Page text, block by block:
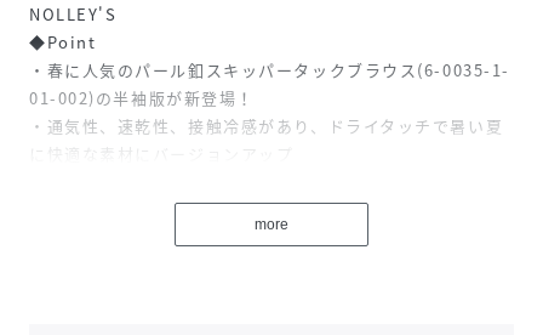
NOLLEY'S
◆Point
・春に人気のパール釦スキッパータックブラウス(6-0035-1-
01-002)の半袖版が新登場！
・通気性、速乾性、接触冷感があり、ドライタッチで暑い夏
に快適な素材にバージョンアップ
・袖口に2つの調節釦を付きで、袖口をスッキリ止めても着用
more